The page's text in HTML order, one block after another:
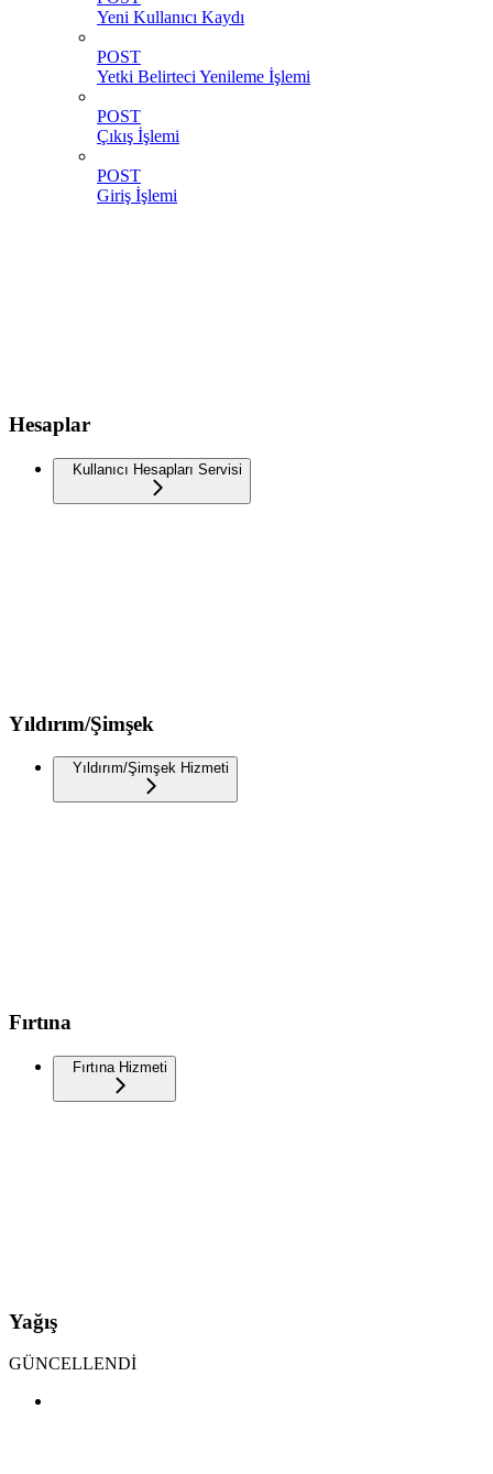
Yeni Kullanıcı Kaydı
POST
Yetki Belirteci Yenileme İşlemi
POST
Çıkış İşlemi
POST
Giriş İşlemi
Hesaplar
Kullanıcı Hesapları Servisi
Yıldırım/Şimşek
Yıldırım/Şimşek Hizmeti
Fırtına
Fırtına Hizmeti
Yağış
GÜNCELLENDİ